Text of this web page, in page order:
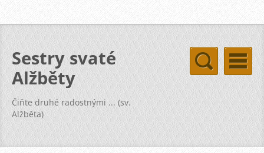
Sestry svaté
Alžběty
Čiňte druhé radostnými ... (sv.
Alžběta)